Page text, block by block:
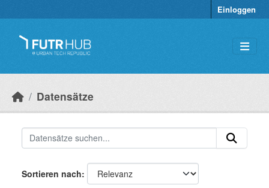
Einloggen
Datensätze
Sortieren nach